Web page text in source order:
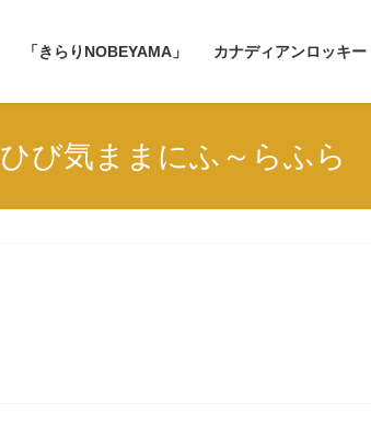
「きらりNOBEYAMA」 カナディアンロッキー
ひび気ままにふ～らふら